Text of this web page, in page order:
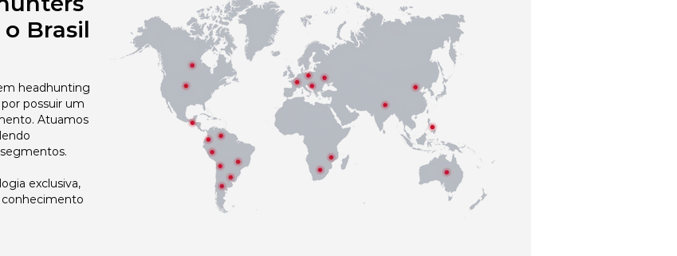
Brasil
headhunting
possuir um
Atuamos
exclusiva,
conhecimento